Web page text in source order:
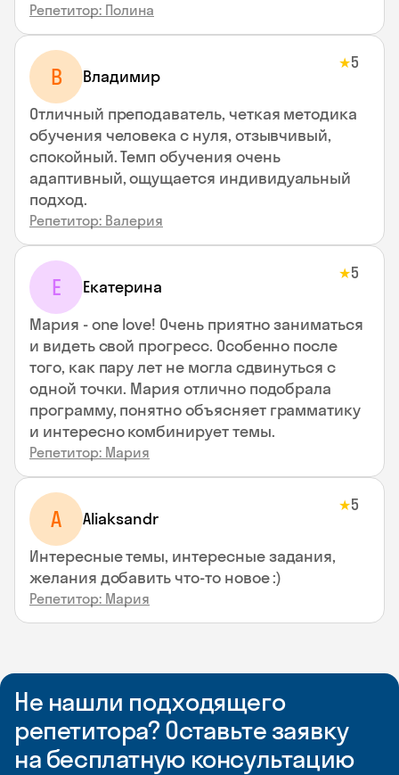
Репетитор: Полина
В Владимир
★5
Отличный преподаватель, четкая методика
обучения человека с нуля, отзывчивый,
спокойный. Темп обучения очень
адаптивный, ощущается индивидуальный
подход.
Репетитор: Валерия
Е Екатерина
★5
Мария - one love! Очень приятно заниматься
и видеть свой прогресс. Особенно после
того, как пару лет не могла сдвинуться с
одной точки. Мария отлично подобрала
программу, понятно объясняет грамматику
и интересно комбинирует темы.
Репетитор: Мария
A Aliaksandr
★5
Интересные темы, интересные задания,
желания добавить что-то новое :)
Репетитор: Мария
Не нашли подходящего
репетитора? Оставьте заявку
на бесплатную консультацию